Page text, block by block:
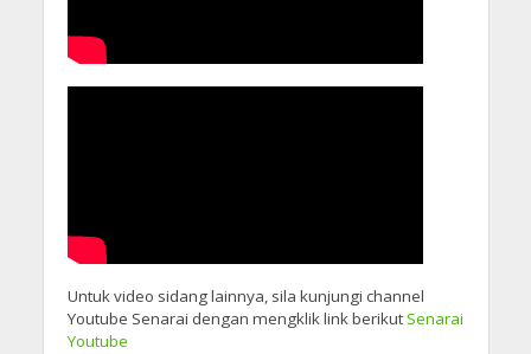
Untuk video sidang lainnya, sila kunjungi channel
Youtube Senarai dengan mengklik link berikutSenarai
Youtube